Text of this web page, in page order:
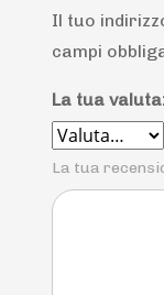
Il tuo
campi
La tua
La tua